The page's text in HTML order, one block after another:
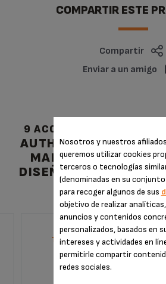
COMPARTIR ESTE
Compartir
Enviar a un amigo
9 ACCESORIO(S) PARA
AUTHENTIC,
MANUAL,
DISEÑO
TARIFA PLANA DE
ESPRESSO KRUPS
Nosotros y nuestros
queremos utilizar cookies
terceros o tecnologías
(denominadas en su
para recoger algunos de sus
objetivo de realizar
anuncios y contenidos
personalizados, basados en
intereses y actividades en
permitirle compartir
redes sociales.